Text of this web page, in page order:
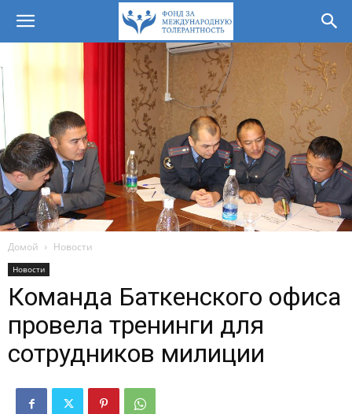
Домой Новости
Новости
Команда Баткенского офиса
провела тренинги для
сотрудников милиции